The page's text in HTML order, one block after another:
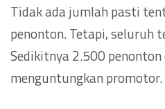
Tidak ada jumlah pasti
penonton. Tetapi, seluruh
Sedikitnya 2.500
menguntungkan promotor.